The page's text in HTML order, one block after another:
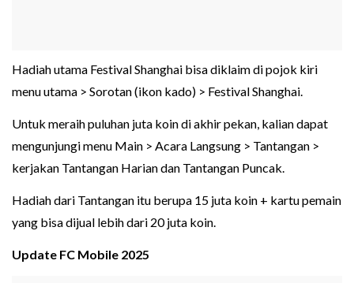
Hadiah utama Festival Shanghai bisa diklaim di pojok kiri
menu utama > Sorotan (ikon kado) > Festival Shanghai.
Untuk meraih puluhan juta koin di akhir pekan, kalian dapat
mengunjungi menu Main > Acara Langsung > Tantangan >
kerjakan Tantangan Harian dan Tantangan Puncak.
Hadiah dari Tantangan itu berupa 15 juta koin + kartu pemain
yang bisa dijual lebih dari 20 juta koin.
Update FC Mobile 2025